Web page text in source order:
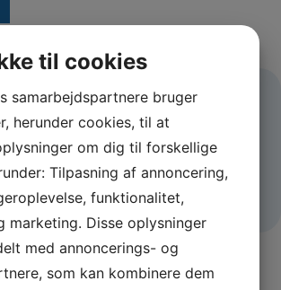
til cookies
samarbejdspartnere bruger
herunder cookies, til at
om dig til forskellige
Tilpasning af annoncering,
funktionalitet,
marketing. Disse oplysninger
med annoncerings- og
som kan kombinere dem